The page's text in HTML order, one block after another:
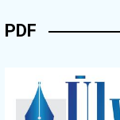
PDF